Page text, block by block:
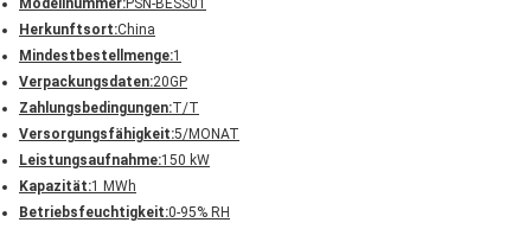
Modellnummer:PSN-BESS01
Herkunftsort:China
Mindestbestellmenge:1
Verpackungsdaten:20GP
Zahlungsbedingungen:T/T
Versorgungsfähigkeit:5/MONAT
Leistungsaufnahme:150 kW
Kapazität:1 MWh
Betriebsfeuchtigkeit:0-95% RH